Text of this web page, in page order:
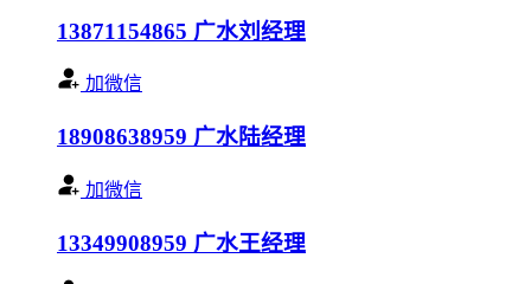
13871154865 广水刘经理
加微信
18908638959 广水陆经理
加微信
13349908959 广水王经理